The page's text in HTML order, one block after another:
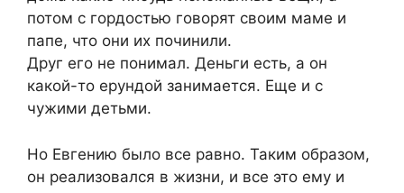
потом с гордостью говорят своим маме и
папе, что они их починили.
Друг его не понимал. Деньги есть, а он
какой-то ерундой занимается. Еще и с
чужими детьми.
Но Евгению было все равно. Таким образом,
он реализовался в жизни, и все это ему и